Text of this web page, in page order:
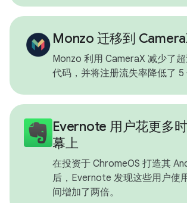
Monzo 迁移到
Monzo 利用 CameraX 减少了
代码，并将注册流失率降低了 5
Evernote 用户花更多
幕上
在投资于 ChromeOS 打造其
后，Evernote 发现这些用户使
间增加了两倍。